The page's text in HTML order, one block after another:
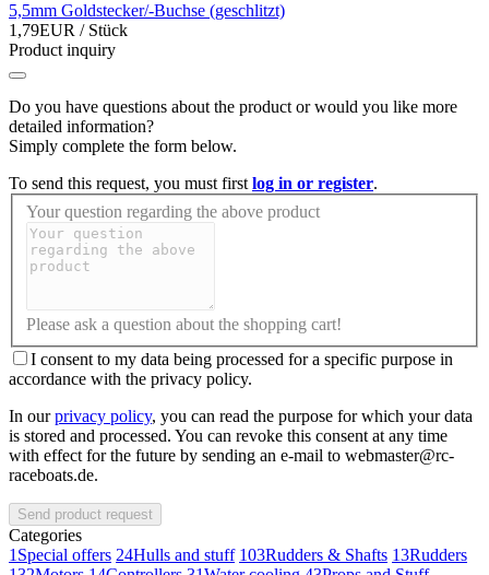
5,5mm Goldstecker/-Buchse (geschlitzt)
1,79EUR / Stück
Product inquiry
Do you have questions about the product or would you like more
detailed information?
Simply complete the form below.
To send this request, you must first log in or register.
Your question regarding the above product
Please ask a question about the shopping cart!
I consent to my data being processed for a specific purpose in
accordance with the privacy policy.
In ourprivacy policy, you can read the purpose for which your data
is stored and processed. You can revoke this consent at any time
with effect for the future by sending an e-mail to webmaster@rc-
raceboats.de.
Send product request
Categories
1 Special offers 24Hulls and stuff 103Rudders & Shafts 13Rudders